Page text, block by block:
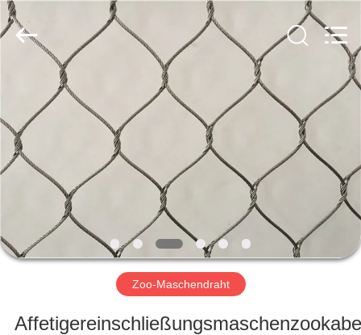
HAUS
PRODUKTE
ÜBER
FABRIK-
Metal
Wire
Mesh
Co.,Ltd.
Zoo-Maschendraht